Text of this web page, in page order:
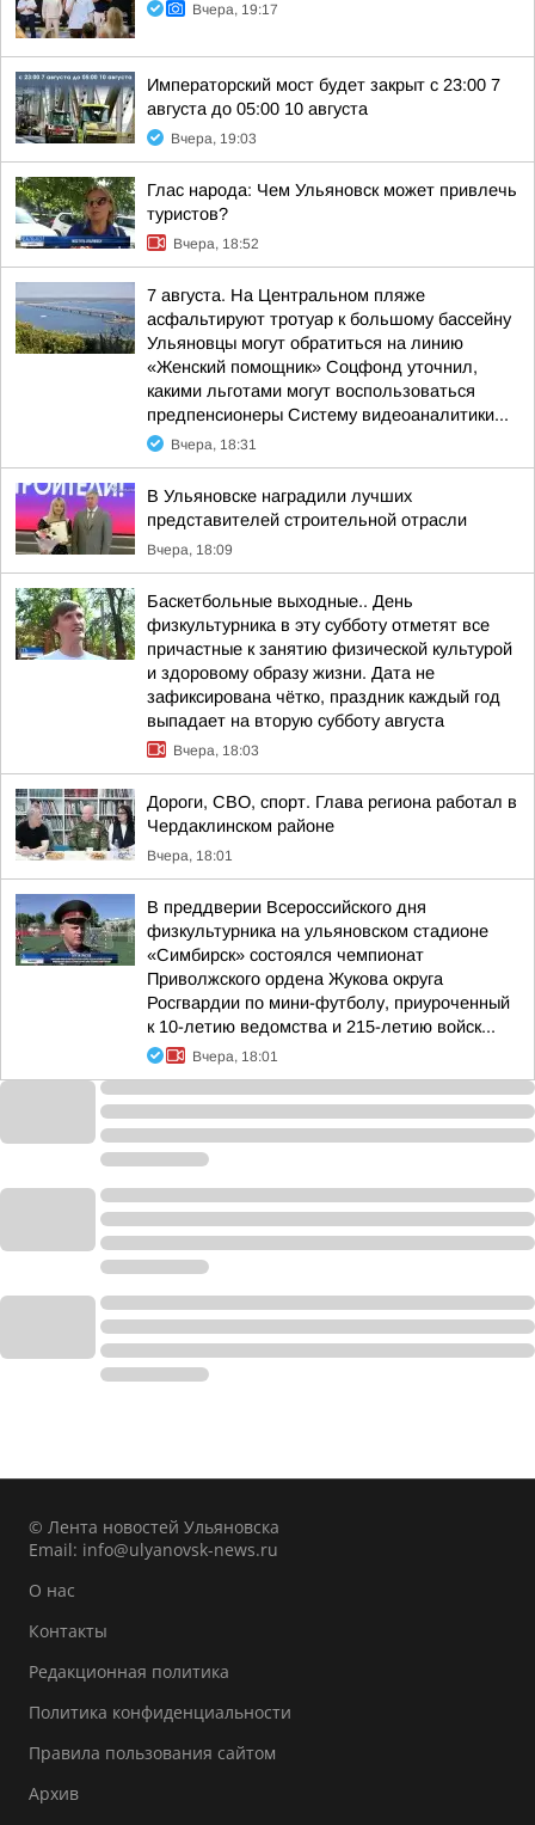
Вчера, 19:17
Императорский мост будет закрыт с 23:00 7
августа до 05:00 10 августа
Вчера, 19:03
Глас народа: Чем Ульяновск может привлечь
туристов?
Вчера, 18:52
7 августа. На Центральном пляже
асфальтируют тротуар к большому бассейну
Ульяновцы могут обратиться на линию
«Женский помощник» Соцфонд уточнил,
какими льготами могут воспользоваться
предпенсионеры Систему видеоаналитики...
Вчера, 18:31
В Ульяновске наградили лучших
представителей строительной отрасли
Вчера, 18:09
Баскетбольные выходные.. День
физкультурника в эту субботу отметят все
причастные к занятию физической культурой
и здоровому образу жизни. Дата не
зафиксирована чётко, праздник каждый год
выпадает на вторую субботу августа
Вчера, 18:03
Дороги, СВО, спорт. Глава региона работал в
Чердаклинском районе
Вчера, 18:01
В преддверии Всероссийского дня
физкультурника на ульяновском стадионе
«Симбирск» состоялся чемпионат
Приволжского ордена Жукова округа
Росгвардии по мини-футболу, приуроченный
к 10-летию ведомства и 215-летию войск...
Вчера, 18:01
© Лента новостей Ульяновска
Email: info@ulyanovsk-news.ru
О нас
Контакты
Редакционная политика
Политика конфиденциальности
Правила пользования сайтом
Архив